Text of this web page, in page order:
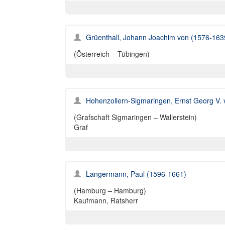
Grüenthall, Johann Joachim von (1576-
(Österreich – Tübingen)
Hohenzollern-Sigmaringen, Ernst Georg
(Grafschaft Sigmaringen – Wallerstein)
Graf
Langermann, Paul (1596-1661)
(Hamburg – Hamburg)
Kaufmann, Ratsherr